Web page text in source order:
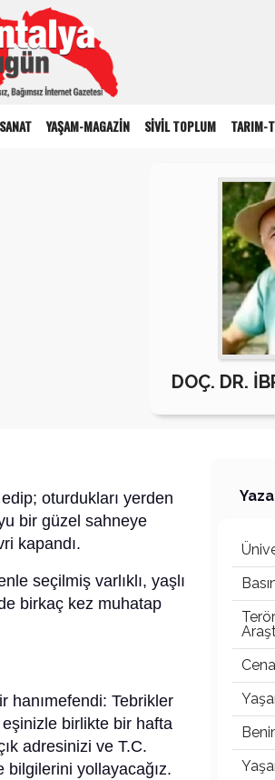
YAŞAM-MAGAZİN SİVİL TOPLUM TARIM-
DOÇ. DR.
oturdukları yerden
bir güzel sahneye
kapandı.
seçilmiş varlıklı, yaşlı
birkaç kez muhatap
hanımefendi: Tebrikler
birlikte bir hafta
adresinizi ve T.C.
bilgilerini yollayacağız.